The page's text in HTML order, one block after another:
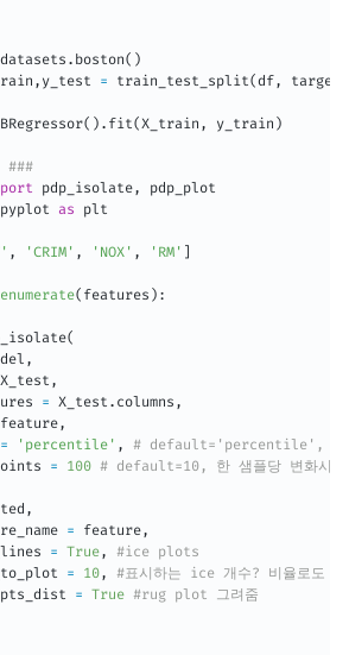
datasets . boston( )
, y_test = train_test_split(df, target
( ) . fit(X_train , y_train )
###
pdp_isolate,
pyplot as plt
, 'CRIM' , 'NOX' , 'RM'
enumerate( features ) :
(
,
X_test ,
= X_test . columns ,
feature,
= 'percentile' ,
# default='percentile',
= 100 # default=10, 한 샘플당 변화시
,
= feature,
= True,
#ice plots
= 10,
#표시하는 ice 개수? 비율로도
= True #rug plot 그려줌